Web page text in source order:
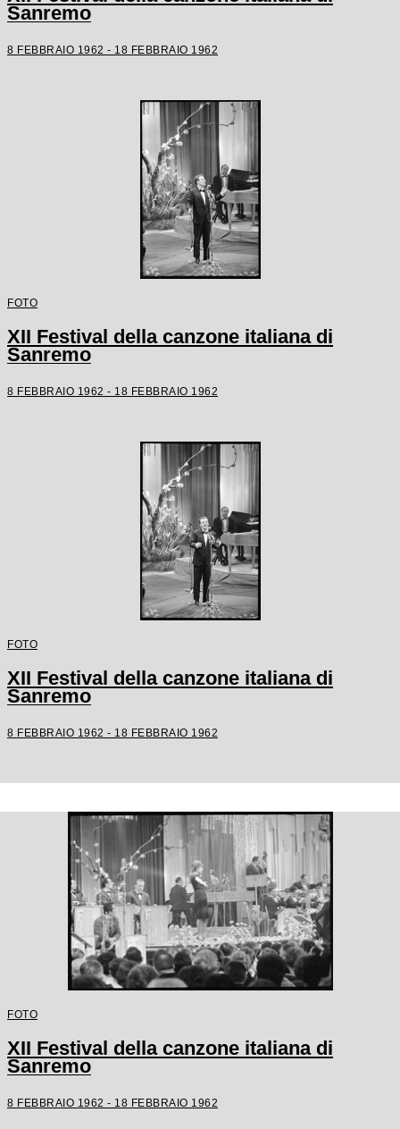
Sanremo
8 FEBBRAIO 1962 - 18 FEBBRAIO 1962
FOTO
XII Festival della canzone italiana di
Sanremo
8 FEBBRAIO 1962 - 18 FEBBRAIO 1962
FOTO
XII Festival della canzone italiana di
Sanremo
8 FEBBRAIO 1962 - 18 FEBBRAIO 1962
FOTO
XII Festival della canzone italiana di
Sanremo
8 FEBBRAIO 1962 - 18 FEBBRAIO 1962